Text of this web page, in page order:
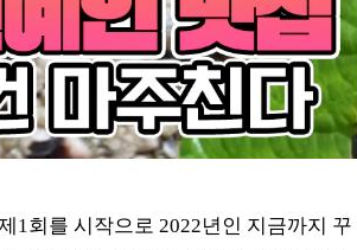
1회를 시작으로 2022년인 지금까지 꾸